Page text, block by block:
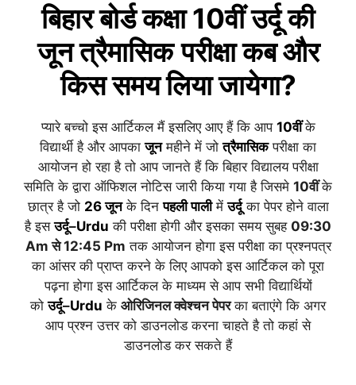
बिहार बोर्ड कक्षा 10वींउर्दूकी
जून त्रैमासिक परीक्षा कब और
किस समय लिया जायेगा?
प्यारे बच्चो इस आर्टिकल मैं इसलिए आए हैं कि आप 10वीं के
विद्यार्थी है और आपकाजूनमहीने में जोत्रैमासिकपरीक्षा का
आयोजन हो रहा है तो आप जानते हैं कि बिहार विद्यालय परीक्षा
समिति के द्वारा ऑफिशल नोटिस जारी किया गया है जिसमे 10वींके
छात्र है जो 26 जूनके दिनपहलीपालीमेंउर्दूका पेपर होने वाला
है इसउर्दू–Urdu की परीक्षा होगी और इसका समय सुबह 09:30
Am से 12:45 Pm तक आयोजन होगा इस परीक्षा का प्रश्नपत्र
का आंसर की प्राप्त करने के लिए आपको इस आर्टिकल को पूरा
पढ़ना होगा इस आर्टिकल के माध्यम से आप सभी विद्यार्थियों
कोउर्दू–Urdu के ओरिजिनल क्वेश्चन पेपरका बताएंगे कि अगर
आप प्रश्न उत्तर को डाउनलोड करना चाहते है तो कहां से
डाउनलोड कर सकते हैं